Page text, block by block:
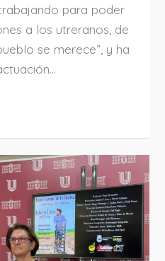
para poder
a los utreranos, de
se merece”, y ha